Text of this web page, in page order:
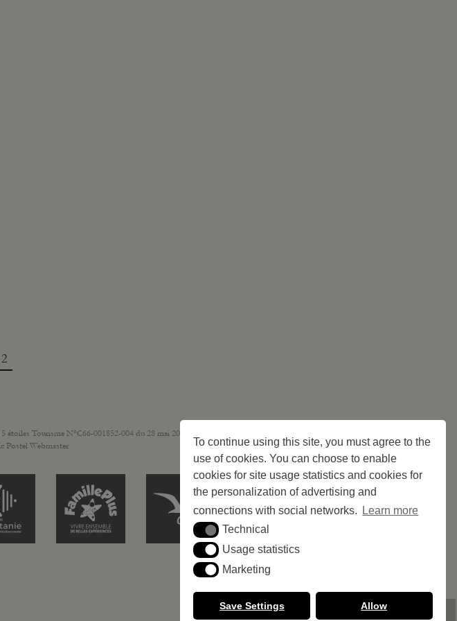
To continue using this site, you must agree to the
use of cookies. You can choose to enable
cookies for site usage statistics and cookies for
the personalization of advertising and
connections with social networks.
Learn more
TechnicalTechnical
Usage statistics
Usage statistics
MarketingMarketing
Save Settings Allow
2
Tourisme N°C66-001852-004 du 28 mai 2026 – 244 pitches
Postel Webmaster